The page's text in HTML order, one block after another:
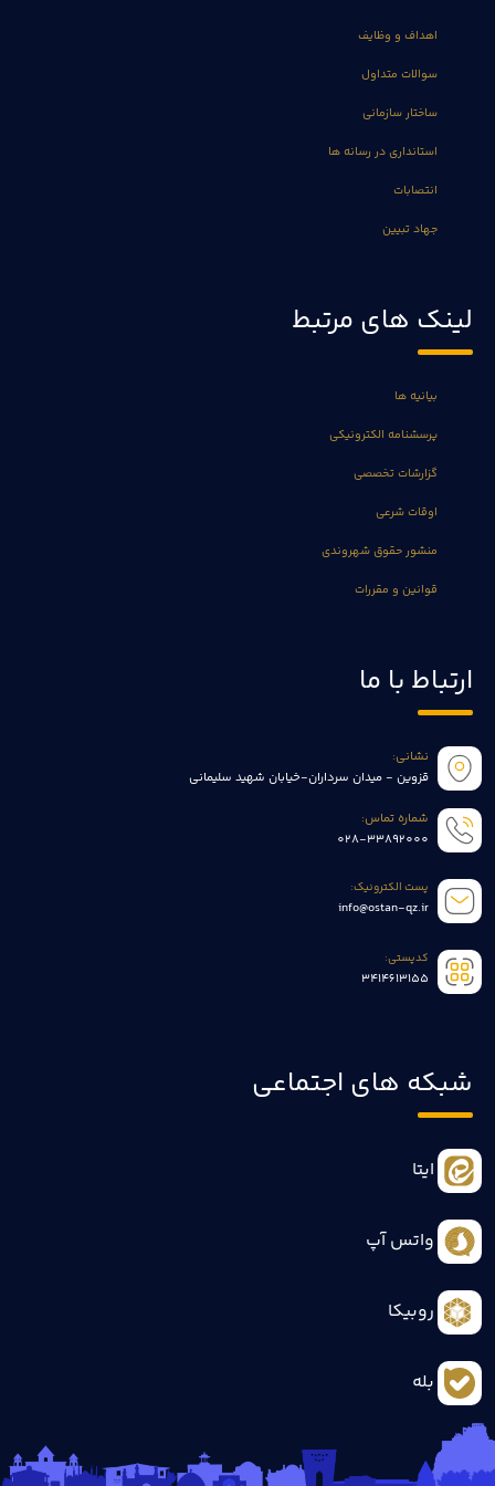
اهداف و وظایف
سوالات متداول
ساختار سازمانی
استانداری در رسانه ها
انتصابات
جهاد تبیین
لینک های مرتبط
بیانیه ها
پرسشنامه الکترونیکی
گزارشات تخصصی
اوقات شرعی
منشور حقوق شهروندی
قوانین و مقررات
ارتباط با ما
نشانی:
قزوین - میدان سرداران-خیابان شهید سلیمانی
شماره تماس:
028-33892000
پست الکترونیک:
info@ostan-qz.ir
کدپستی:
3414613155
شبکه های اجتماعی
ایتا
واتس آپ
روبیکا
بله